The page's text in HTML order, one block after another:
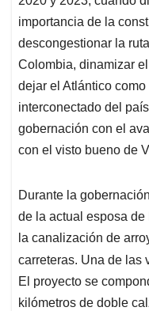
importancia de la
descongestionar la
Colombia, dinamizar
dejar el Atlántico
interconectado del
gobernación con el
con el visto bueno de
Durante la
de la actual esposa
la canalización de
carreteras. Una de las
El proyecto se
kilómetros de doble